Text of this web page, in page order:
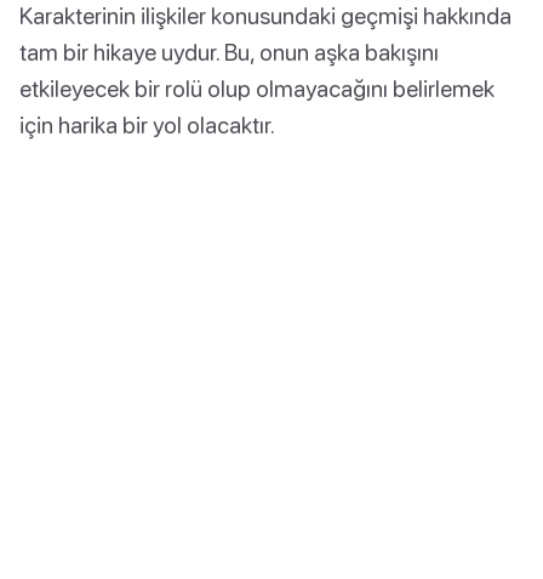
Karakterinin ilişkiler konusundaki geçmişi hakkında
tam bir hikaye uydur. Bu, onun aşka bakışını
etkileyecek bir rolü olup olmayacağını belirlemek
için harika bir yol olacaktır.